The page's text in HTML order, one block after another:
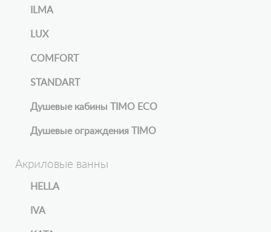
ILMA
LUX
COMFORT
STANDART
Душевые кабины TIMO ECO
Душевые ограждения TIMO
Акриловые ванны
HELLA
IVA